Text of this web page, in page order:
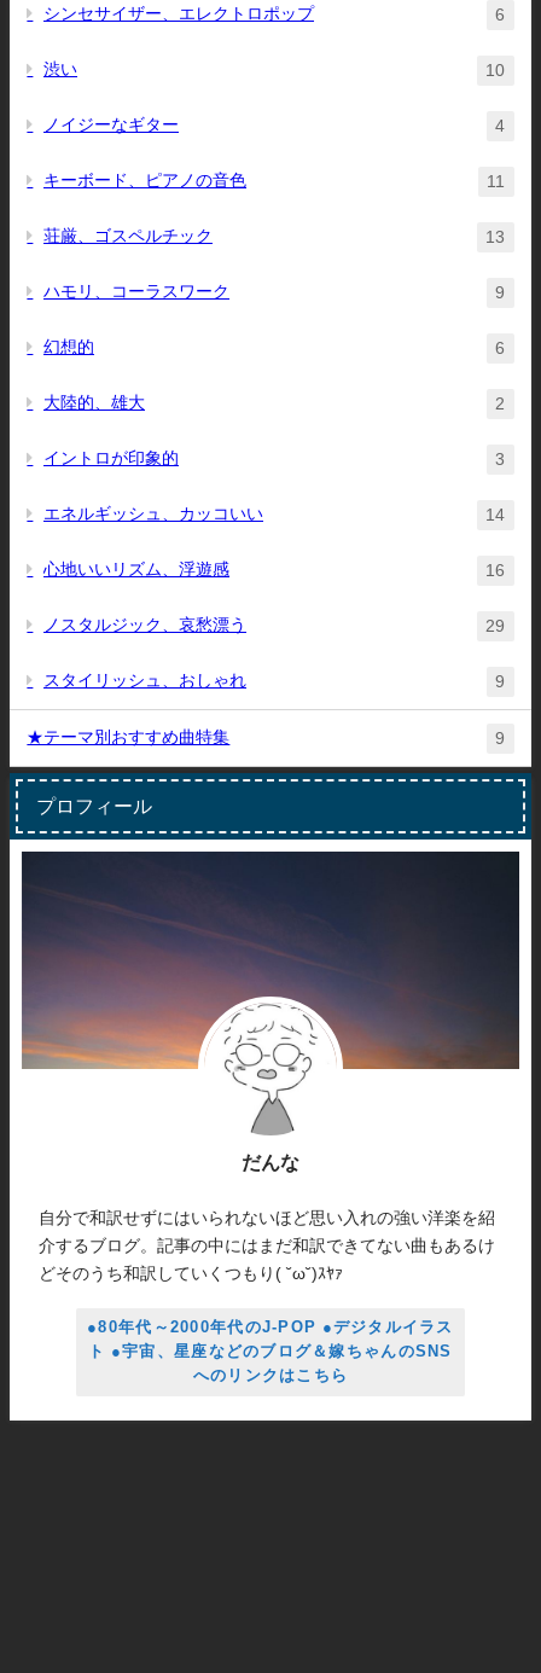
シンセサイザー、エレクトロポップ 6
渋い 10
ノイジーなギター 4
キーボード、ピアノの音色 11
荘厳、ゴスペルチック 13
ハモリ、コーラスワーク 9
幻想的 6
大陸的、雄大 2
イントロが印象的 3
エネルギッシュ、カッコいい 14
心地いいリズム、浮遊感 16
ノスタルジック、哀愁漂う 29
スタイリッシュ、おしゃれ 9
★テーマ別おすすめ曲特集 9
プロフィール
だんな
自分で和訳せずにはいられないほど思い入れの強い洋楽を紹
介するブログ。記事の中にはまだ和訳できてない曲もあるけ
どそのうち和訳していくつもり( ˘ω˘)ｽﾔｧ
●80年代～2000年代のJ-POP ●デジタルイラス
ト ●宇宙、星座などのブログ＆嫁ちゃんのSNS
へのリンクはこちら